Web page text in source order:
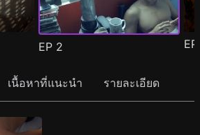
EP 2
เนื้อหาที่แนะนำ รายละเอียด